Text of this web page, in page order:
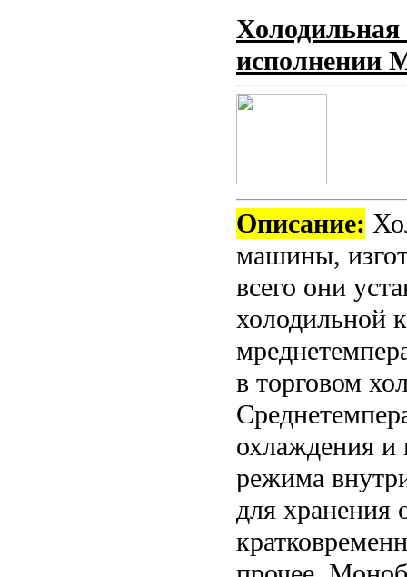
Описание:
машины,
всего они
холодильной
в торговом
охлаждения и
режима
для хранения